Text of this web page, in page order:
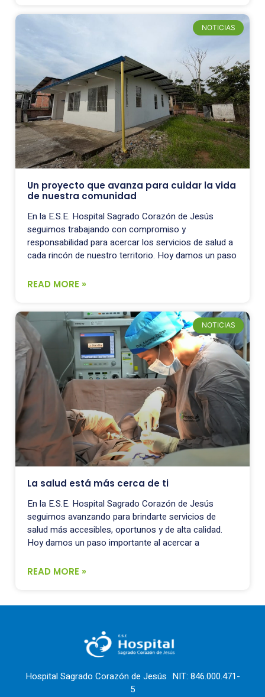
NOTICIAS
Un proyecto que avanza para cuidar la vida
de nuestra comunidad
En la E.S.E. Hospital Sagrado Corazón de Jesús
seguimos trabajando con compromiso y
responsabilidad para acercar los servicios de salud a
cada rincón de nuestro territorio. Hoy damos un paso
READ MORE »
NOTICIAS
La salud está más cerca de ti
En la E.S.E. Hospital Sagrado Corazón de Jesús
seguimos avanzando para brindarte servicios de
salud más accesibles, oportunos y de alta calidad.
Hoy damos un paso importante al acercar a
READ MORE »
Hospital Sagrado Corazón de Jesús NIT: 846.000.471-
5